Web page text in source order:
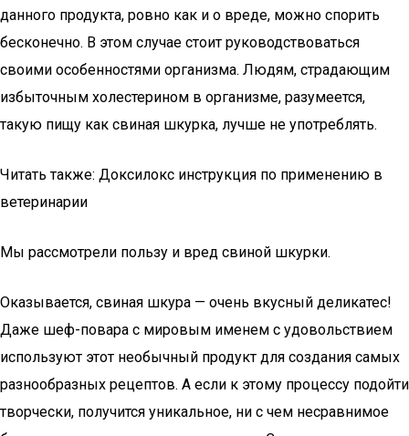
данного продукта, ровно как и о вреде, можно спорить
бесконечно. В этом случае стоит руководствоваться
своими особенностями организма. Людям, страдающим
избыточным холестерином в организме, разумеется,
такую пищу как свиная шкурка, лучше не употреблять.
Читать также: Доксилокс инструкция по применению в
ветеринарии
Мы рассмотрели пользу и вред свиной шкурки.
Оказывается, свиная шкура — очень вкусный деликатес!
Даже шеф-повара с мировым именем с удовольствием
используют этот необычный продукт для создания самых
разнообразных рецептов. А если к этому процессу подойти
творчески, получится уникальное, ни с чем несравнимое